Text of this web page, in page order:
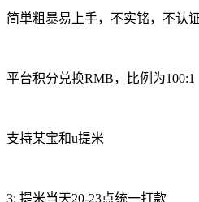
简単粗暴易上手，不实铭，不认
平台积分兑换RMB，比例为100:1
支持某宝和u提米
3: 提米当天20-23点统一打款